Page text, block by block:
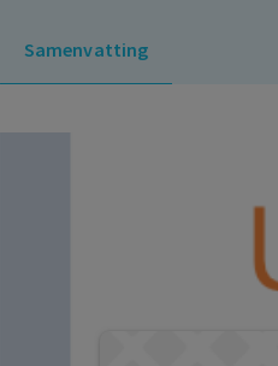
Samenvatting